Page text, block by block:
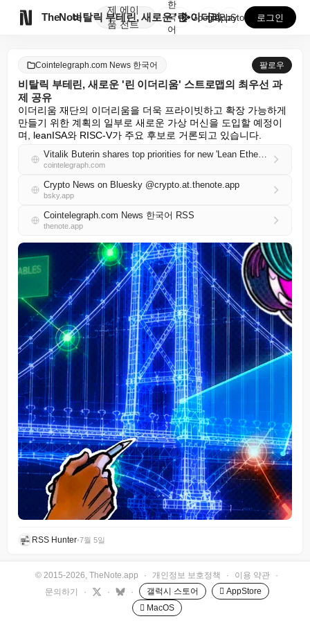
TheNote
제
품
에이
전트
비탈릭 부테린, 새로운 '린 이더리움' 스트로맵의 최우...
한
국
어
GooglePlay
AppStore 로그인
Cointelegraph.com News 한국어 팔로우
비탈릭 부테린, 새로운 '린 이더리움' 스트로맵의 최우선 과
제 공유
이더리움 재단의 이더리움을 더욱 프라이빗하고 확장 가능하게
만들기 위한 계획의 일부로 새로운 가상 머신을 도입할 예정이
며, leanISA와 RISC-V가 주요 후보로 거론되고 있습니다.
Vitalik Buterin shares top priorities for new 'Lean Ethereum' strawmap
cointelegraph.com
Crypto News on Bluesky @crypto.at.thenote.app
bsky.app
Cointelegraph.com News 한국어 RSS
thenote.app
RSS Hunter•7월 5일
© 2015-2026, TheNote.app · 개인정보 보호정책 · 이용 약관
·
문의하기
· · · 갤럭시 스토어
 AppStore
 MacOS